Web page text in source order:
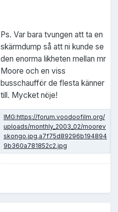
Ps. Var bara tvungen att ta en
skärmdump så att ni kunde se
den enorma likheten mellan mr
Moore och en viss
busschaufför de flesta känner
till. Mycket nöje!